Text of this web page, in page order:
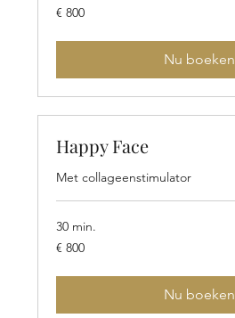
800
euro
€ 800
Nu boeken
Happy Face
Met collageenstimulator
30 min.
800
euro
€ 800
Nu boeken